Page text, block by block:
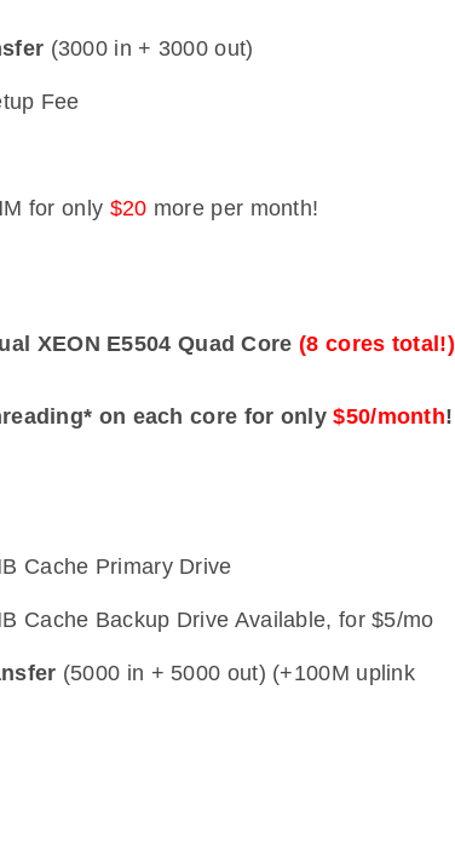
(3000 in + 3000 out)
Fee
for only $20 more per month!
XEON E5504 Quad Core (8 cores total!)
on each core for only$50/month!
Cache Primary Drive
Cache Backup Drive Available, for $5/mo
(5000 in + 5000 out) (+100M uplink